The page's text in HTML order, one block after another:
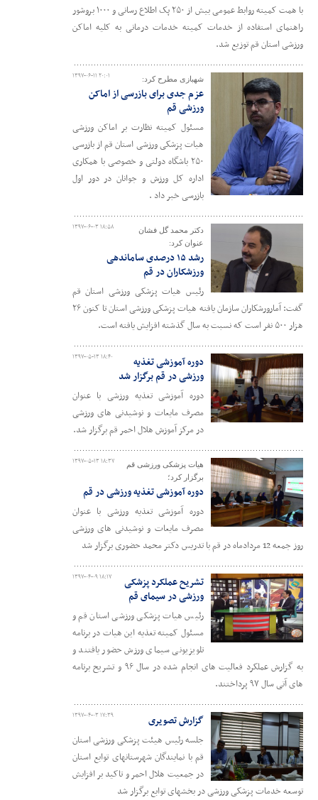
با همت کمیته روابط عمومی بیش از ۲۵۰ پک اطلاع رسانی و ۱۰۰۰ بروشور
راهنمای استفاده از خدمات کمیته خدمات درمانی به کلیه اماکن
ورزشی استان قم توزیع شد.
۱۳۹۷-۰۶-۱۱ ۲۰:۰۱ شهبازی مطرح کرد:
عزم جدی برای بازرسی از اماکن
ورزشی قم
مسئول کمیته نظارت بر اماکن ورزشی
هیات پزشکی ورزشی استان قم از بازرسی
۲۵۰ باشگاه دولتی و خصوصی با همکاری
اداره کل ورزش و جوانان در دور اول
بازرسی خبر داد .
۱۳۹۷-۰۶-۰۳ ۱۸:۵۸
دکتر محمد گل فشان
عنوان کرد:
رشد ۱۵ درصدی ساماندهی
ورزشکاران در قم
رئیس هیات پزشکی ورزشی استان قم
گفت: آمارورشکاران سازمان یافته هیات پزشکی ورزشی استان تا کنون ۲۶
هزار ۵۰۰ نفر است که نسبت به سال گذشته افزایش یافته است.
۱۳۹۷-۰۵-۱۳ ۱۸:۴۰
دوره آموزشی تغذیه
ورزشی در قم برگزار شد
دوره آموزشی تغذیه ورزشی با عنوان
مصرف مایعات و نوشیدنی های ورزشی
در مرکز آموزش هلال احمر قم برگزار شد.
۱۳۹۷-۰۵-۱۳ ۱۸:۳۷
هیات پزشکی ورزشی قم
برگزار کرد؛
دوره آموزشی تغذیه ورزشی در قم
دوره آموزشی تغذیه ورزشی با عنوان
مصرف مایعات و نوشیدنی های ورزشی
روز جمعه 12 مردادماه در قم با تدریس دکتر محمد حضوری برگزار شد
۱۳۹۷-۰۴-۰۹ ۱۸:۱۷
تشریح عملکرد پزشکی
ورزشی در سیمای قم
رئیس هیات پزشکی ورزشی استان قم و
مسئول کمیته تغذیه این هیات در برنامه
تلویزیونی سیمای ورزش حضور یافتند و
به گزارش عملکرد فعالیت های انجام شده در سال ۹۶ و تشریح برنامه
های آتی سال ۹۷ پرداختند.
۱۳۹۷-۰۴-۰۳ ۱۷:۳۹ گزارش تصویری
جلسه رئیس هیئت پزشکی ورزشی استان
قم با نمایندگان شهرستانهای توابع استان
در جمعیت هلال احمر و تاکید بر افزایش
توسعه خدمات پزشکی ورزشی در بخشهای توابع برگزار شد